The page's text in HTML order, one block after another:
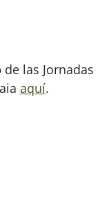
de las Jornadas
aquí.